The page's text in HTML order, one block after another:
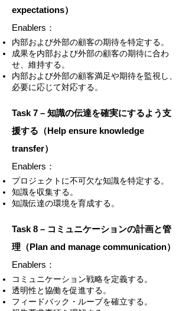
expectations）
Enablers：
内部および外部の顧客の期待を特定する。
成果を内部および外部の顧客の期待に合わ
せ、維持する。
内部および外部の顧客満足や期待を監視し、
必要に応じて対応する。
Task 7 – 知識の伝達を確実にするよう支
援する（Help ensure knowledge
transfer）
Enablers：
プロジェクトに不可欠な知識を特定する。
知識を収集する。
知識伝達の環境を育成する。
Task 8 – コミュニケーションの計画と管
理（Plan and manage communication）
Enablers：
コミュニケーション戦略を定義する。
透明性と協働を促進する。
フィードバック・ループを確立する。